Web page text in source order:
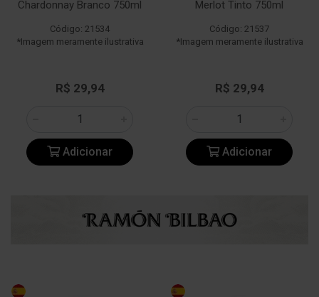
Chardonnay Branco 750ml
Código: 21534
*Imagem meramente ilustrativa
R$ 29,94
Adicionar
Merlot Tinto 750ml
Código: 21537
*Imagem meramente ilustrativa
R$ 29,94
Adicionar